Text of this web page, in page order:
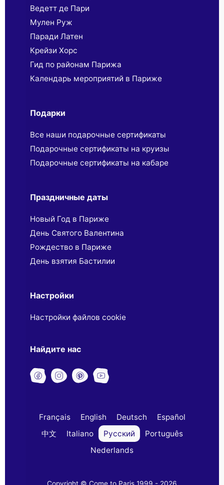
Ведетт де Пари
Мулен Руж
Паради Латен
Крейзи Хорс
Гид по районам Парижа
Календарь мероприятий в Париже
Подарки
Все наши подарочные сертификаты
Подарочные сертификаты на круизы
Подарочные сертификаты на кабаре
Праздничные даты
Новый Год в Париже
День Святого Валентина
Рождество в Париже
День взятия Бастилии
Настройки
Настройки файлов cookie
Найдите нас
Français English Deutsch
Español
中文
Italiano Русский
Português
Nederlands